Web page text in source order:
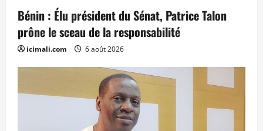
Bénin : Élu président du Sénat, Patrice Talon
prône le sceau de la responsabilité
icimali.com 6 août 2026